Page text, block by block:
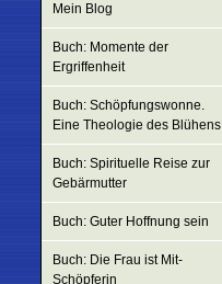
Mein Blog
Buch: Momente der
Ergriffenheit
Buch: Schöpfungswonne.
Eine Theologie des Blühens
Buch: Spirituelle Reise zur
Gebärmutter
Buch: Guter Hoffnung sein
Buch: Die Frau ist Mit-
Schöpferin